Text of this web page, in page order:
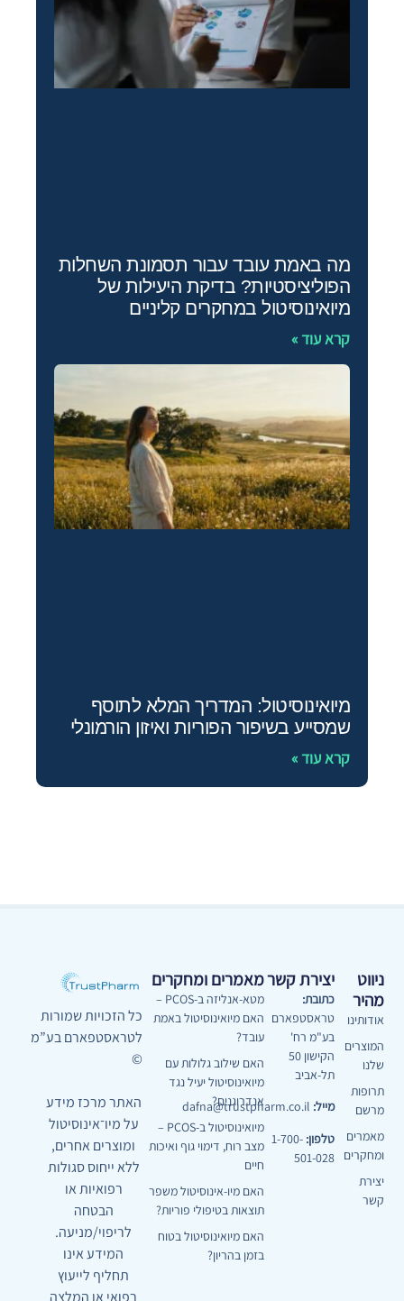
מה באמת עובד עבור תסמונת השחלות
הפוליציסטיות? בדיקת היעילות של
מיואינוסיטול במחקרים קליניים
קרא עוד »
מיואינוסיטול: המדריך המלא לתוסף
שמסייע בשיפור הפוריות ואיזון הורמונלי
קרא עוד »
ניווט
מהיר
אודותינו
המוצרים
שלנו
תרופות
מרשם
מאמרים
ומחקרים
יצירת
קשר
יצירת קשר
כתובת:
טראסטפארם
בע"מ רח'
הקישון 50
תל-אביב
מייל:
טלפון: 1-700-
501-028
מאמרים ומחקרים
מטא-אנליזה ב-PCOS –
האם מיואינוסיטול באמת
עובד?
האם שילוב גלולות עם
מיואינוסיטול יעיל נגד
אנדרוגנים?
מיואינוסיטול ב-PCOS –
מצב רוח, דימוי גוף ואיכות
חיים
האם מיו-אינוסיטול משפר
תוצאות בטיפולי פוריות?
האם מיואינוסיטול בטוח
בזמן בהריון?
כל הזכויות שמורות
לטראסטפארם בע”מ
©
האתר מרכז מידע
על מיו־אינוסיטול
ומוצרים אחרים,
ללא ייחוס סגולות
רפואיות או
הבטחה
לריפוי/מניעה.
המידע אינו
תחליף לייעוץ
רפואי או המלצה